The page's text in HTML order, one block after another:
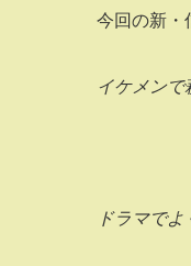
今回の新・
イケメン
ドラマで